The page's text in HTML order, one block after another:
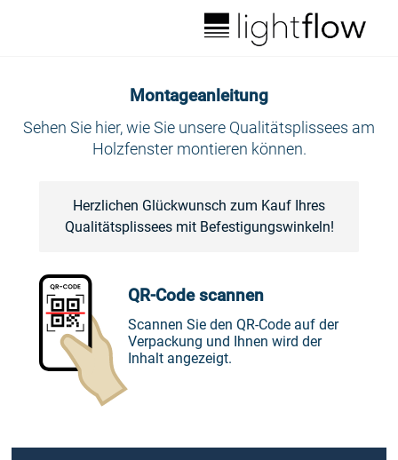
Packungsinhalt
Montagevideo
Wichtige Hinweise!
Befestigungsvariante A
1. Plissee vorbereiten
2a. Spannschnüre oben sichern
2b. Spannschnüre unten sichern
3. Bediengriffe aufschieben
Montageanleitung
Sehen Sie hier, wie Sie unsere Qualitätsplissees am
Holzfenster montieren können.
Herzlichen Glückwunsch zum Kauf Ihres
Qualitätsplissees mit Befestigungswinkeln!
QR-Code scannen
Scannen Sie den QR-Code auf der
Verpackung und Ihnen wird der
Inhalt angezeigt.